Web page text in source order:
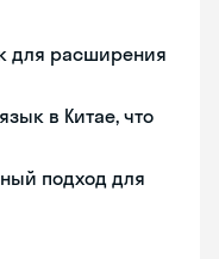
для расширения
в Китае, что
подход для